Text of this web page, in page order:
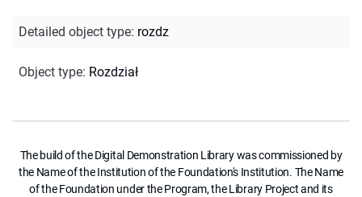
Detailed object type: rozdz
Object type: Rozdział
The build of the Digital Demonstration Library was commissioned by
the Name of the Institution of the Foundation's Institution. The Name
of the Foundation under the Program, the Library Project and its